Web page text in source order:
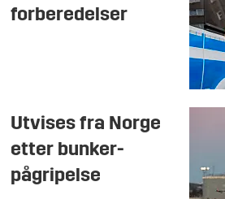
forberedelser
Utvises fra Norge
etter bunker-
pågripelse